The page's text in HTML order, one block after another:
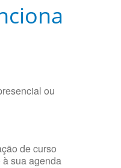
ou
de curso
sua agenda